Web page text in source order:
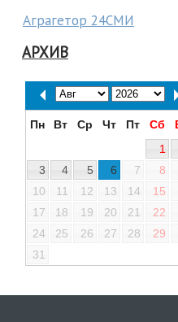
Аграгетор 24СМИ
АРХИВ
Пн Вт Ср Чт Пт Сб
1
3
4 5 6 7 8
10
11 12 13 14 15
17
18 19 20 21 22
24
25 26 27 28 29
31